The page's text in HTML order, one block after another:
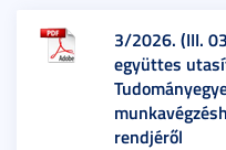
3/2026. (III.
együttes
rendjéről